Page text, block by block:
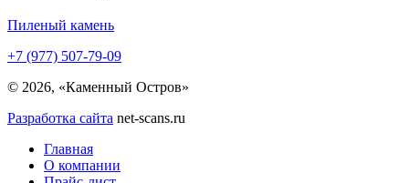
Пиленый камень
+7 (977) 507-79-09
© 2026, «Каменный Остров»
Разработка сайта net-scans.ru
Главная
О компании